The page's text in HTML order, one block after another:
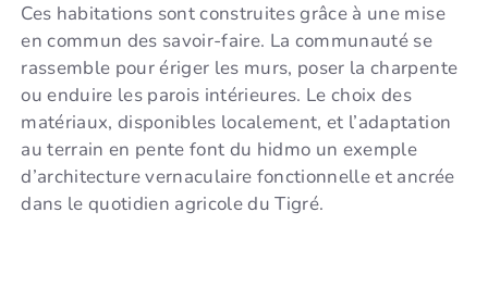
Ces habitations sont construites grâce à une mise
en commun des savoir-faire. La communauté se
rassemble pour ériger les murs, poser la charpente
ou enduire les parois intérieures. Le choix des
matériaux, disponibles localement, et l’adaptation
au terrain en pente font du hidmo un exemple
d’architecture vernaculaire fonctionnelle et ancrée
dans le quotidien agricole du Tigré.